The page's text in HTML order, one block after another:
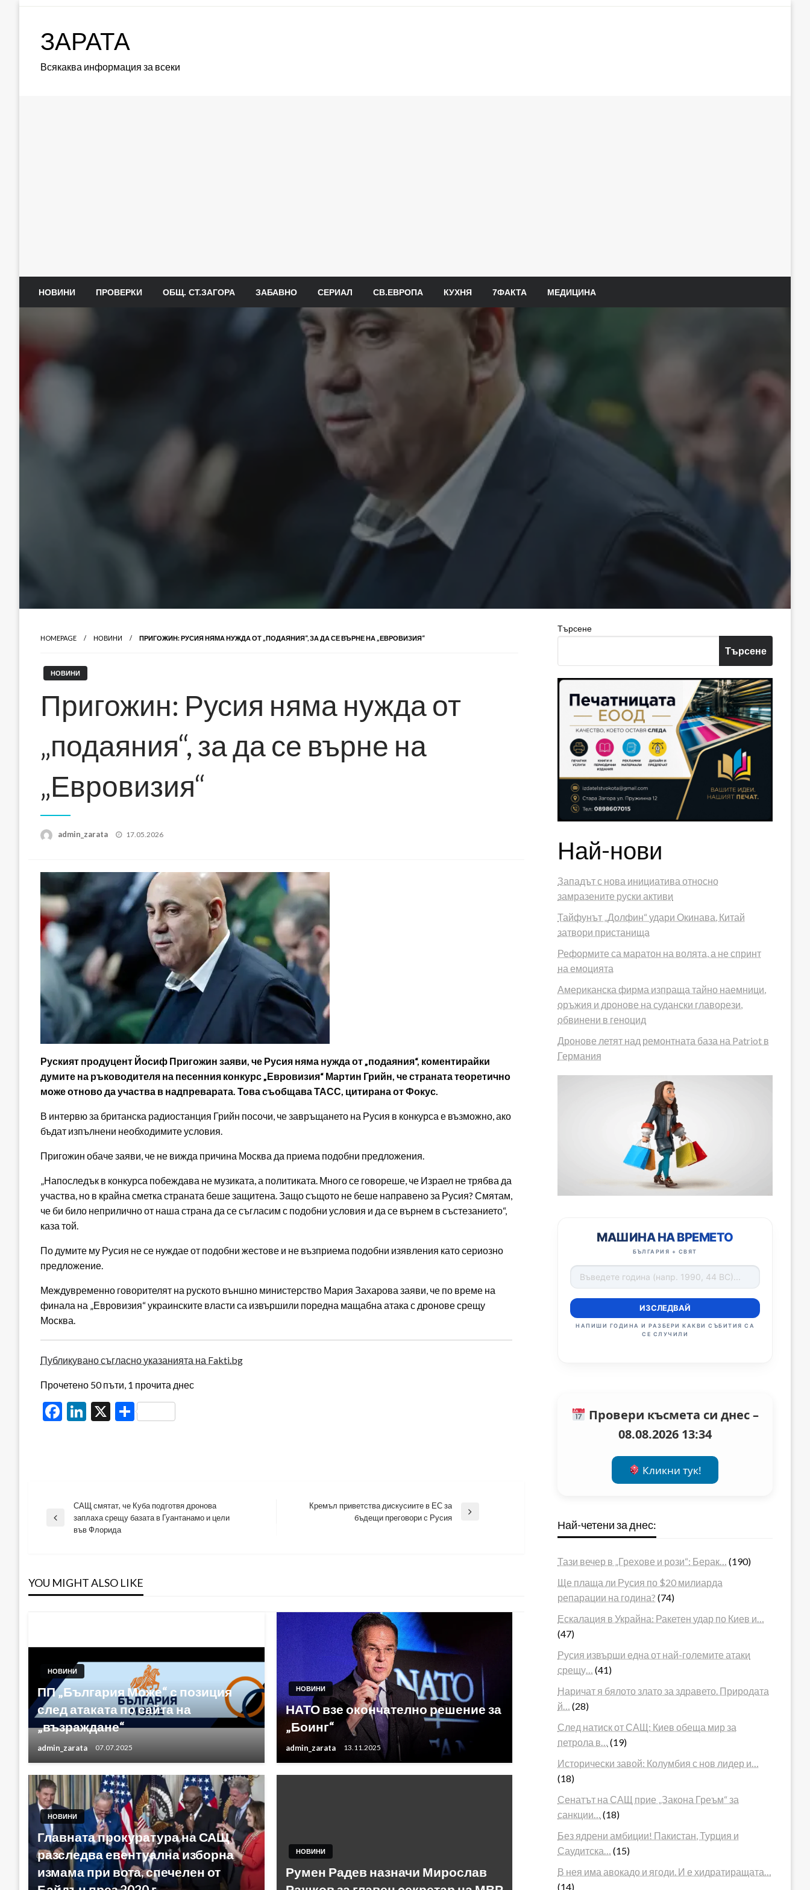
ЗАРАТА
Всякаква информация за всеки
НОВИНИ ПРОВЕРКИ ОБЩ. СТ.ЗАГОРА ЗАБАВНО СЕРИАЛ СВ.ЕВРОПА КУХНЯ 7ФАКТА МЕДИЦИНА
HOMEPAGE НОВИНИ ПРИГОЖИН: РУСИЯ НЯМА НУЖДА ОТ „ПОДАЯНИЯ“, ЗА ДА СЕ ВЪРНЕ НА „ЕВРОВИЗИЯ“
НОВИНИ
Пригожин: Русия няма нужда от
„подаяния“, за да се върне на
„Евровизия“
admin_zarata
Posted
17.05.2026
Руският продуцент Йосиф Пригожин заяви, че Русия няма нужда от „подаяния“, коментирайки
думите на ръководителя на песенния конкурс „Евровизия“ Мартин Грийн, че страната теоретично
може отново да участва в надпреварата. Това съобщава ТАСС, цитирана от Фокус.
В интервю за британска радиостанция Грийн посочи, че завръщането на Русия в конкурса е възможно, ако
бъдат изпълнени необходимите условия.
Пригожин обаче заяви, че не вижда причина Москва да приема подобни предложения.
„Напоследък в конкурса побеждава не музиката, а политиката. Много се говореше, че Израел не трябва да
участва, но в крайна сметка страната беше защитена. Защо същото не беше направено за Русия? Смятам,
че би било неприлично от наша страна да се съгласим с подобни условия и да се върнем в състезанието“,
каза той.
По думите му Русия не се нуждае от подобни жестове и не възприема подобни изявления като сериозно
предложение.
Междувременно говорителят на руското външно министерство Мария Захарова заяви, че по време на
финала на „Евровизия“ украинските власти са извършили поредна мащабна атака с дронове срещу
Москва.
Публикувано съгласно указанията на Fakti.bg
Прочетено 50 пъти, 1 прочита днес
Facebook
LinkedIn
X Share
Навигация
Previous
САЩ смятат, че Куба подготвя дронова
заплаха срещу базата в Гуантанамо и цели
във Флорида
Кремъл приветства дискусиите в ЕС за
бъдещи преговори с Русия
YOU MIGHT ALSO LIKE
НОВИНИ
ПП „България Може“ с позиция
след атаката по сайта на
„възраждане“
admin_zarata 07.07.2025
НОВИНИ
НАТО взе окончателно решение за
„Боинг“
admin_zarata 13.11.2025
НОВИНИ
Главната прокуратура на САЩ
разследва евентуална изборна
измама при вота, спечелен от
НОВИНИ
Румен Радев назначи Мирослав
Търсене
Търсене
Най-нови
Западът с нова инициатива относно
замразените руски активи
Тайфунът „Долфин“ удари Окинава, Китай
затвори пристанища
Реформите са маратон на волята, а не спринт
на емоцията
Американска фирма изпраща тайно наемници,
оръжия и дронове на судански главорези,
обвинени в геноцид
Дронове летят над ремонтната база на Patriot в
Германия
МАШИНА НА ВРЕМЕТО
БЪЛГАРИЯ + СВЯТ
ИЗСЛЕДВАЙ
НАПИШИ ГОДИНА И РАЗБЕРИ КАКВИ СЪБИТИЯ СА
СЕ СЛУЧИЛИ
Провери късмета си днес –
08.08.2026 13:34
Кликни тук!
Най-четени за днес:
Тази вечер в „Грехове и рози“: Берак…
(190)
Ще плаща ли Русия по $20 милиарда
репарации на година? (74)
Ескалация в Украйна: Ракетен удар по Киев и…
(47)
Русия извърши една от най-големите атаки
срещу…
(41)
Наричат я бялото злато за здравето. Природата
й…
(28)
След натиск от САЩ: Киев обеща мир за
петрола в…
(19)
Исторически завой: Колумбия с нов лидер и…
(18)
Сенатът на САЩ прие „Закона Греъм“ за
санкции…
(18)
Без ядрени амбиции! Пакистан, Турция и
Саудитска…
(15)
В нея има авокадо и ягоди. И е хидратиращата…
(14)